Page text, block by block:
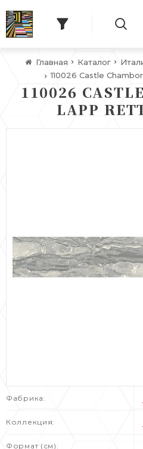
Главная Каталог
110026 Castle
110026
LAPP
Фабрика:
Коллекция:
Формат (см):